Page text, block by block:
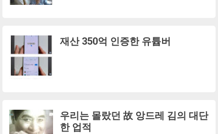
재산 350억 인증한 유튭버
우리는 몰랐던 故 앙드레 김의 대단
한 업적